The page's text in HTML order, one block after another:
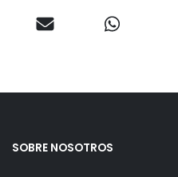
SOBRE NOSOTROS